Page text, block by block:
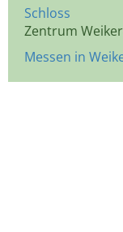
Schloss
Zentrum
Messen in